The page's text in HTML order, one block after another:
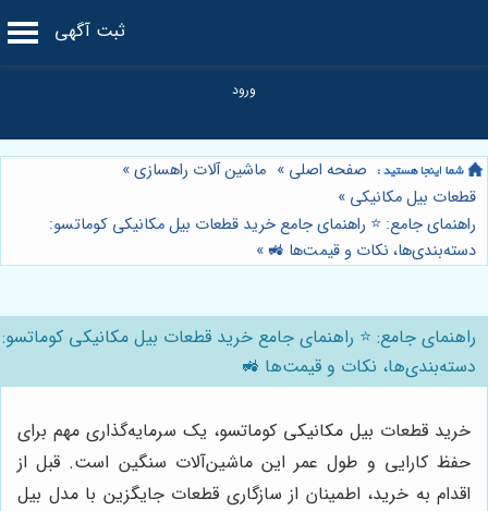
ثبت آگهی
صفحه اصلی » ماشین آلات راهسازی»
قطعات بیل مکانیکی »
راهنمای جامع: ⭐️ راهنمای جامع خرید قطعات بیل مکانیکی کوماتسو:
دسته‌بندی‌ها، نکات و قیمت‌ها 🚜 »
راهنمای جامع: ⭐️ راهنمای جامع خرید قطعات بیل مکانیکی کوماتسو:
دسته‌بندی‌ها، نکات و قیمت‌ها 🚜
خرید قطعات بیل مکانیکی کوماتسو، یک سرمایه‌گذاری مهم برای
حفظ کارایی و طول عمر این ماشین‌آلات سنگین است. قبل از
اقدام به خرید، اطمینان از سازگاری قطعات جایگزین با مدل بیل